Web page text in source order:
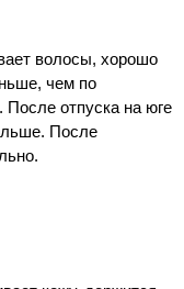
волосы, хорошо
чем по
После отпуска на юге
После